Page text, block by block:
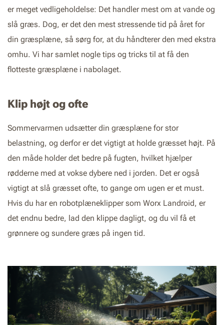
er meget vedligeholdelse: Det handler mest om at vande og
slå græs. Dog, er det den mest stressende tid på året for
din græsplæne, så sørg for, at du håndterer den med ekstra
omhu. Vi har samlet nogle tips og tricks til at få den
flotteste græsplæne i nabolaget.
Klip højt og ofte
Sommervarmen udsætter din græsplæne for stor
belastning, og derfor er det vigtigt at holde græsset højt. På
den måde holder det bedre på fugten, hvilket hjælper
rødderne med at vokse dybere ned i jorden. Det er også
vigtigt at slå græsset ofte, to gange om ugen er et must.
Hvis du har en robotplæneklipper som Worx Landroid, er
det endnu bedre, lad den klippe dagligt, og du vil få et
grønnere og sundere græs på ingen tid.